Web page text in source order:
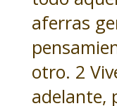
aferras
otro. 2
adelante,